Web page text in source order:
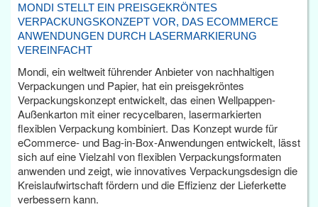
MONDI STELLT EIN PREISGEKRÖNTES
VERPACKUNGSKONZEPT VOR, DAS ECOMMERCE
ANWENDUNGEN DURCH LASERMARKIERUNG
VEREINFACHT
Mondi, ein weltweit führender Anbieter von nachhaltigen
Verpackungen und Papier, hat ein preisgekröntes
Verpackungskonzept entwickelt, das einen Wellpappen-
Außenkarton mit einer recycelbaren, lasermarkierten
flexiblen Verpackung kombiniert. Das Konzept wurde für
eCommerce- und Bag-in-Box-Anwendungen entwickelt, lässt
sich auf eine Vielzahl von flexiblen Verpackungsformaten
anwenden und zeigt, wie innovatives Verpackungsdesign die
Kreislaufwirtschaft fördern und die Effizienz der Lieferkette
verbessern kann.